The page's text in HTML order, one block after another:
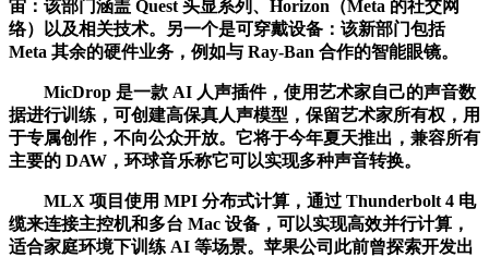
宙：该部门涵盖 Quest 头显系列、Horizon（Meta 的社交网
络）以及相关技术。另一个是可穿戴设备：该新部门包括
Meta 其余的硬件业务，例如与 Ray-Ban 合作的智能眼镜。
MicDrop 是一款 AI 人声插件，使用艺术家自己的声音数
据进行训练，可创建高保真人声模型，保留艺术家所有权，用
于专属创作，不向公众开放。它将于今年夏天推出，兼容所有
主要的 DAW，环球音乐称它可以实现多种声音转换。
MLX 项目使用 MPI 分布式计算，通过 Thunderbolt 4 电
缆来连接主控机和多台 Mac 设备，可以实现高效并行计算，
适合家庭环境下训练 AI 等场景。苹果公司此前曾探索开发出